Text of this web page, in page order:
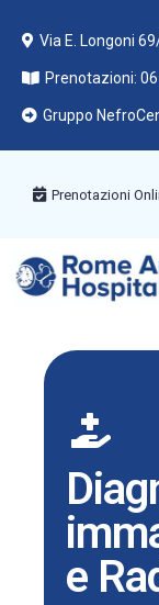
Via E. Longoni
Prenotazioni:
Gruppo
Prenotazioni
e